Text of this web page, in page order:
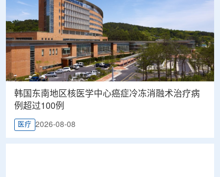
韩国东南地区核医学中心癌症冷冻消融术治疗病
例超过100例
医疗 2026-08-08